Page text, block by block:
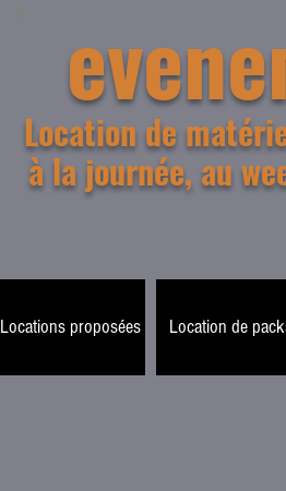
Location de
à la journée, au
Locations proposées Location de